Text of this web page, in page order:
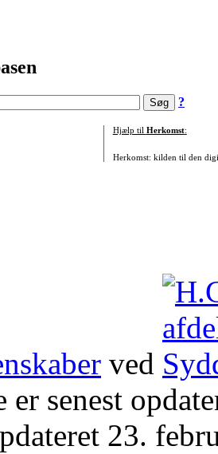
?
Hjælp til Herkomst:
Herkomst: kilden til den
ved
er senest
23.